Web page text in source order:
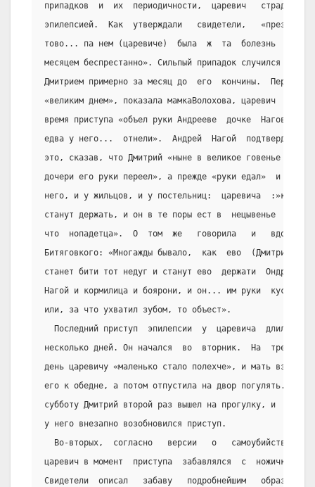
припадков  и  их  периодичности,  царевич   страдал
эпилепсией.  Как  утверждали   свидетели,   «презже
тово... па нем (царевиче)  была  ж  та  болезнь  по
месяцем беспрестанно». Сильпый припадок случился  с
Дмитрием примерно за месяц до  его  кончины.  Перед
«великим днем», показала мамкаВолохова, царевич  во
время приступа «объел руки Андрееве  дочке  Нагова,
едва у него...  отнели».  Андрей  Нагой  подтвердил
это, сказав, что Дмитрий «ныне в великое говенье  у
дочери его руки переел», а прежде «руки едал»  и  у
него, и у жильцов, и у постельниц:  царевича  :»как
станут держать, и он в те поры ест в  нецывенье  за
что  нопадетца».  О  том  же   говорила   и   вдова
Битяговкого: «Многажды бывало,  как  ево  (Дмитрия)
станет бити тот недуг и станут ево  держати  Ондрей
Нагой и кормилица и боярони, и он... им руки  кусал
или, за что ухватил зубом, то объест».
  Последний приступ  эпилепсии  у  царевича  длился
несколько дней. Он начался  во  вторник.  На  третий
день царевичу «маленько стало полехче», и мать взяла
его к обедне, а потом отпустила на двор погулять.  В
субботу Дмитрий второй раз вышел на прогулку, и  тут
у него внезапно возобновился приступ.
  Во-вторых,  согласно   версии   о   самоубийстве,
царевич в момент  приступа  забавлялся  с  ножичком.
Свидетели  описал   забаву   подробнейшим   образом: